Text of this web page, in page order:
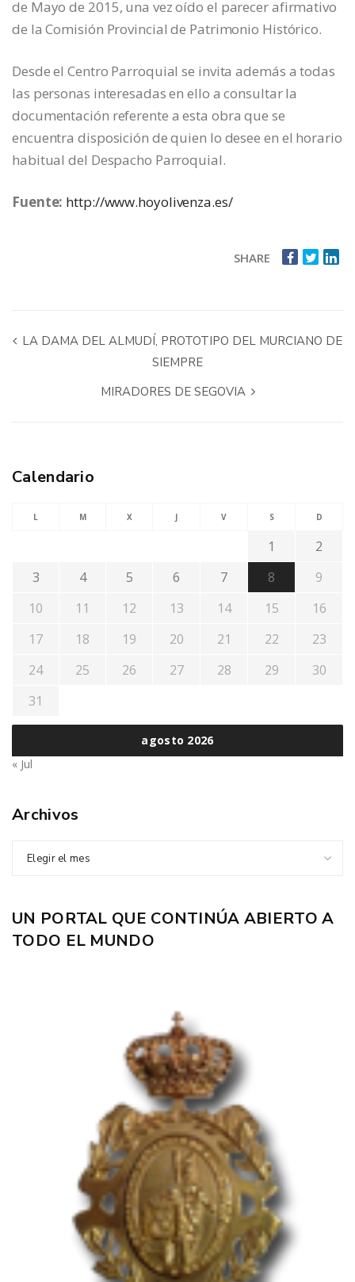
de Mayo de 2015, una vez oído el parecer afirmativo
de la Comisión Provincial de Patrimonio Histórico.
Desde el Centro Parroquial se invita además a todas
las personas interesadas en ello a consultar la
documentación referente a esta obra que se
encuentra disposición de quien lo desee en el horario
habitual del Despacho Parroquial.
Fuente: http://www.hoyolivenza.es/
SHARE
LA DAMA DEL ALMUDÍ, PROTOTIPO DEL MURCIANO DE
SIEMPRE
MIRADORES DE SEGOVIA
Calendario
agosto 2026
L M X J V S D
1
2
3
4 5 6 7 8
9
10
11 12 13 14 15
16
17
18 19 20 21 22
23
24
25 26 27 28 29
30
31
« Jul
Archivos
Elegir el mes
UN PORTAL QUE CONTINÚA ABIERTO A
TODO EL MUNDO